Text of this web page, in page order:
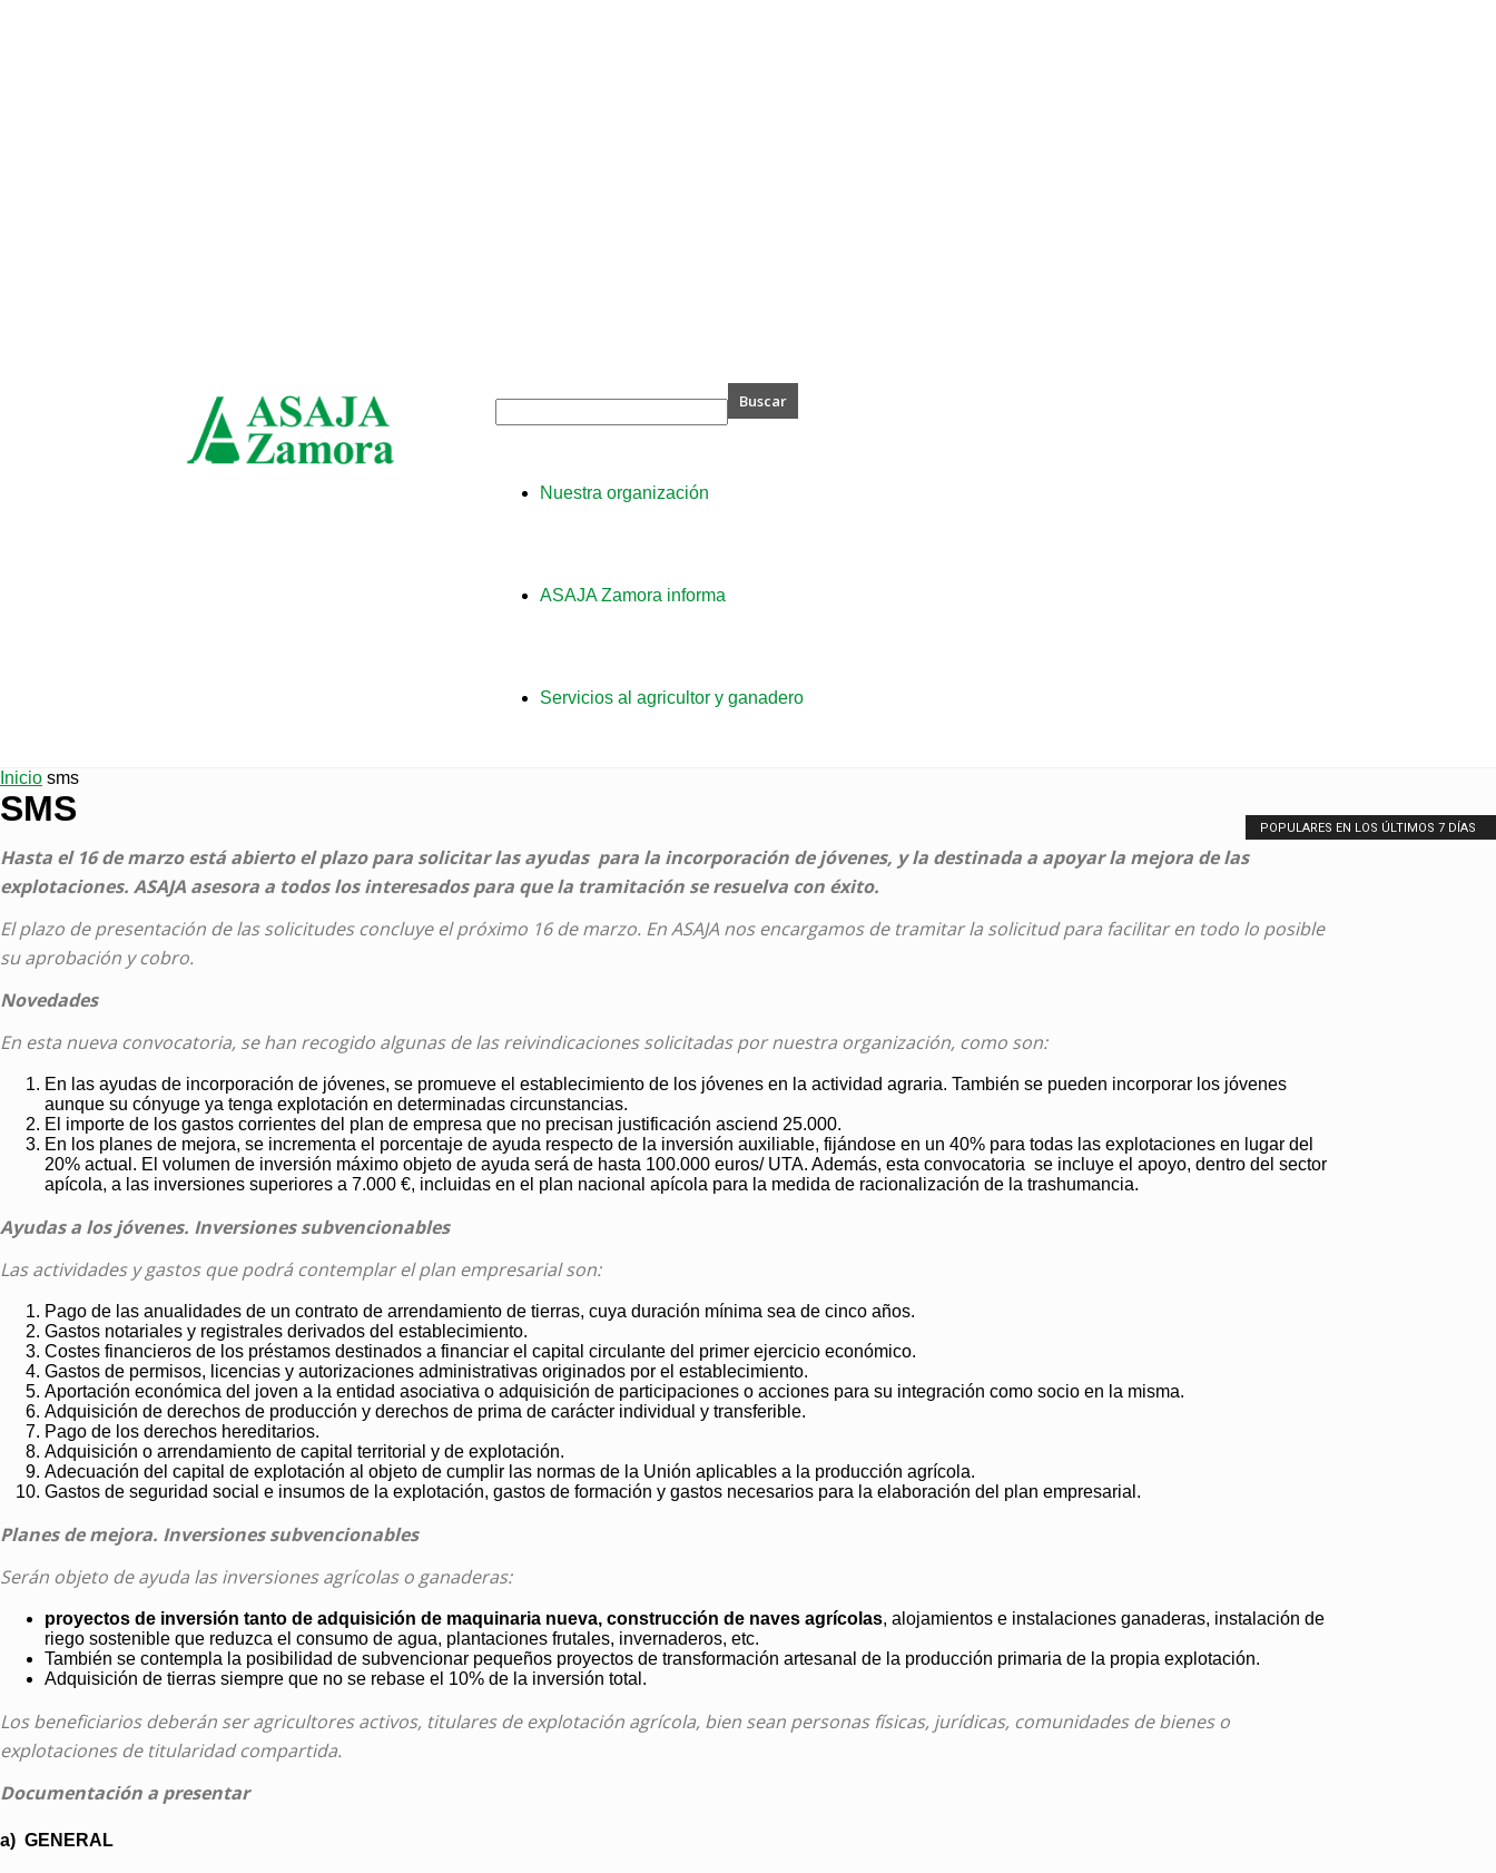
Nuestra organización
ASAJA Zamora informa
Servicios al agricultor y ganadero
Inicio sms
SMS
Hasta el 16 de marzo está abierto el plazo para solicitar las ayudas para la incorporación de jóvenes, y la destinada a apoyar la mejora de las
explotaciones. ASAJA asesora a todos los interesados para que la tramitación se resuelva con éxito.
El plazo de presentación de las solicitudes concluye el próximo 16 de marzo. En ASAJA nos encargamos de tramitar la solicitud para facilitar en todo lo posible
su aprobación y cobro.
Novedades
En esta nueva convocatoria, se han recogido algunas de las reivindicaciones solicitadas por nuestra organización, como son:
En las ayudas de incorporación de jóvenes, se promueve el establecimiento de los jóvenes en la actividad agraria. También se pueden incorporar los jóvenes
aunque su cónyuge ya tenga explotación en determinadas circunstancias.
El importe de los gastos corrientes del plan de empresa que no precisan justificación asciend 25.000.
En los planes de mejora, se incrementa el porcentaje de ayuda respecto de la inversión auxiliable, fijándose en un 40% para todas las explotaciones en lugar del
20% actual. El volumen de inversión máximo objeto de ayuda será de hasta 100.000 euros/ UTA. Además, esta convocatoria se incluye el apoyo, dentro del sector
apícola, a las inversiones superiores a 7.000 €, incluidas en el plan nacional apícola para la medida de racionalización de la trashumancia.
Ayudas a los jóvenes. Inversiones subvencionables
Las actividades y gastos que podrá contemplar el plan empresarial son:
Pago de las anualidades de un contrato de arrendamiento de tierras, cuya duración mínima sea de cinco años.
Gastos notariales y registrales derivados del establecimiento.
Costes financieros de los préstamos destinados a financiar el capital circulante del primer ejercicio económico.
Gastos de permisos, licencias y autorizaciones administrativas originados por el establecimiento.
Aportación económica del joven a la entidad asociativa o adquisición de participaciones o acciones para su integración como socio en la misma.
Adquisición de derechos de producción y derechos de prima de carácter individual y transferible.
Pago de los derechos hereditarios.
Adquisición o arrendamiento de capital territorial y de explotación.
Adecuación del capital de explotación al objeto de cumplir las normas de la Unión aplicables a la producción agrícola.
Gastos de seguridad social e insumos de la explotación, gastos de formación y gastos necesarios para la elaboración del plan empresarial.
Planes de mejora. Inversiones subvencionables
Serán objeto de ayuda las inversiones agrícolas o ganaderas:
proyectos de inversión tanto de adquisición de maquinaria nueva, construcción de naves agrícolas, alojamientos e instalaciones ganaderas, instalación de
riego sostenible que reduzca el consumo de agua, plantaciones frutales, invernaderos, etc.
También se contempla la posibilidad de subvencionar pequeños proyectos de transformación artesanal de la producción primaria de la propia explotación.
Adquisición de tierras siempre que no se rebase el 10% de la inversión total.
Los beneficiarios deberán ser agricultores activos, titulares de explotación agrícola, bien sean personas físicas, jurídicas, comunidades de bienes o
explotaciones de titularidad compartida.
Documentación a presentar
a) GENERAL
POPULARES EN LOS ÚLTIMOS 7 DÍAS